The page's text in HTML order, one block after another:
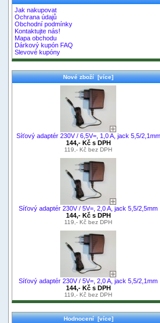
Jak nakupovat
Ochrana údajů
Obchodní podmínky
Kontaktujte nás!
Mapa obchodu
Dárkový kupón FAQ
Slevové kupóny
Nové zboží [více]
Síťový adaptér 230V / 6,5V=, 1,0 A, jack 5,5/2,1mm
144,- Kč s DPH
119,- Kč bez DPH
Síťový adaptér 230V / 5V=, 2,0 A, jack 5,5/2,5mm
144,- Kč s DPH
119,- Kč bez DPH
Síťový adaptér 230V / 5V=, 2,0 A, jack 5,5/2,1mm
144,- Kč s DPH
119,- Kč bez DPH
Hodnocení [více]